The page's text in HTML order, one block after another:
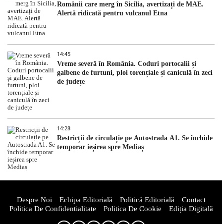
Românii care merg în Sicilia, avertizați de MAE.
Alertă ridicată pentru vulcanul Etna
14:45
Vreme severă în România. Coduri portocalii și
galbene de furtuni, ploi torențiale și caniculă în zeci
de județe
14:28
Restricții de circulație pe Autostrada A1. Se închide
temporar ieșirea spre Mediaș
Despre Noi Echipa Editorială Politică Editorială
Contact
Politica De Confidentialitate
Politica De Cookie Ediția Digitală